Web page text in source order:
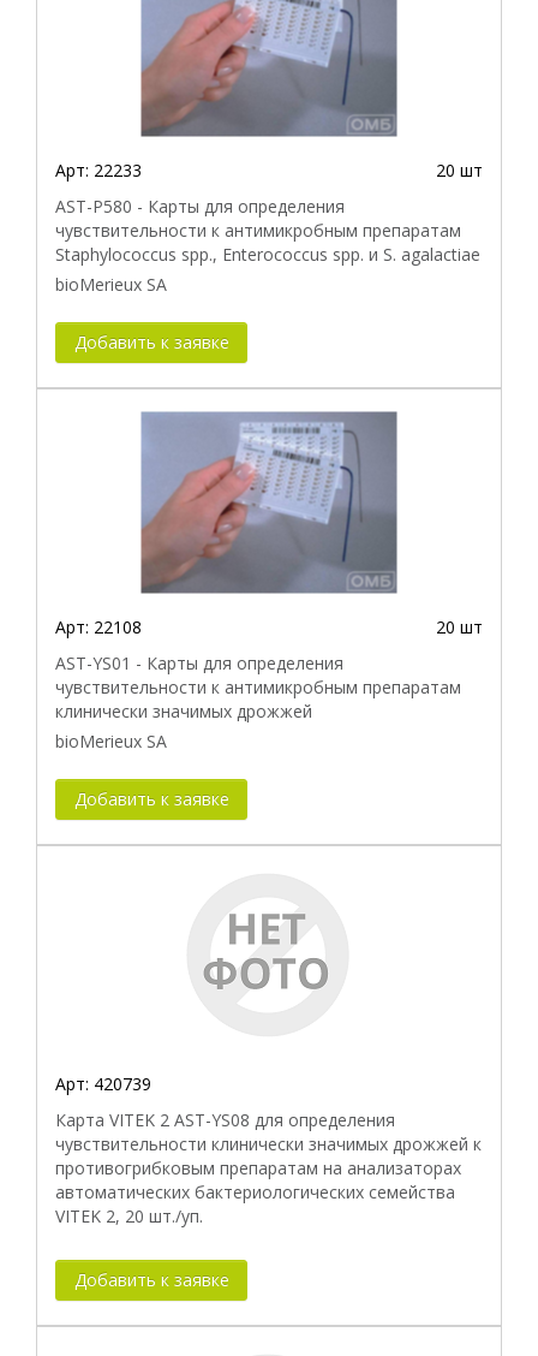
Арт: 22233
20 шт
AST-P580 - Карты для определения
чувствительности к антимикробным препаратам
Staphylococcus spp., Enterococcus spp. и S. agalactiae
bioMerieux SA
Добавить к заявке
Арт: 22108
20 шт
AST-YS01 - Карты для определения
чувствительности к антимикробным препаратам
клинически значимых дрожжей
bioMerieux SA
Добавить к заявке
Арт: 420739
Карта VITEK 2 AST-YS08 для определения
чувствительности клинически значимых дрожжей к
противогрибковым препаратам на анализаторах
автоматических бактериологических семейства
VITEK 2, 20 шт./уп.
Добавить к заявке